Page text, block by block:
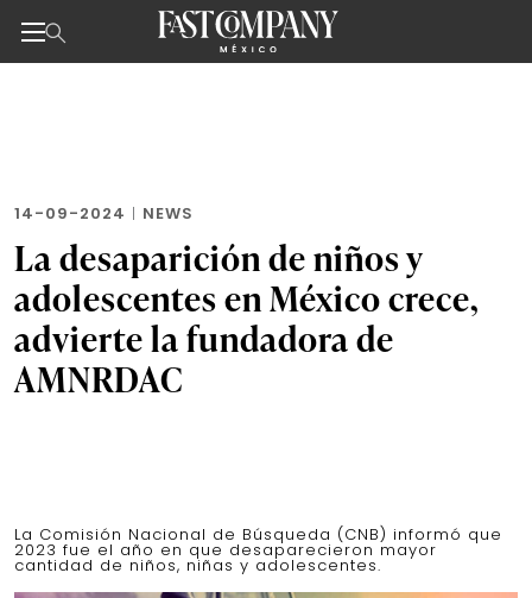
14-09-2024 | NEWS
La desaparición de niños y
adolescentes en México crece,
advierte la fundadora de
AMNRDAC
La Comisión Nacional de Búsqueda (CNB) informó que
2023 fue el año en que desaparecieron mayor
cantidad de niños, niñas y adolescentes.